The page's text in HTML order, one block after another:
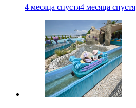
4 месяца спустя4 месяца спустя